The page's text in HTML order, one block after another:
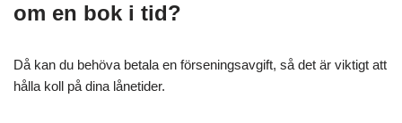
om en bok i tid?
Då kan du behöva betala en förseningsavgift, så det är viktigt att
hålla koll på dina lånetider.